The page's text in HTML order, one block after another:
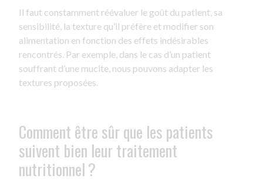
Il faut constamment réévaluer le goût du patient, sa
sensibilité, la texture qu’il préfère et modifier son
alimentation en fonction des effets indésirables
rencontrés. Par exemple, dans le cas d’un patient
souffrant d’une mucite, nous pouvons adapter les
textures proposées.
Comment être sûr que les patients
suivent bien leur traitement
nutritionnel ?